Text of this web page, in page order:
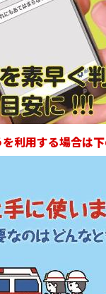
利用する場合は